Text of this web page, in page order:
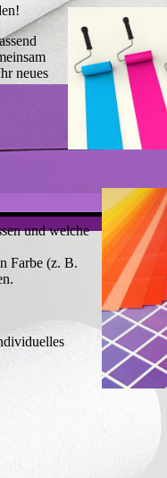
neues
und welche
Farbe (z. B.